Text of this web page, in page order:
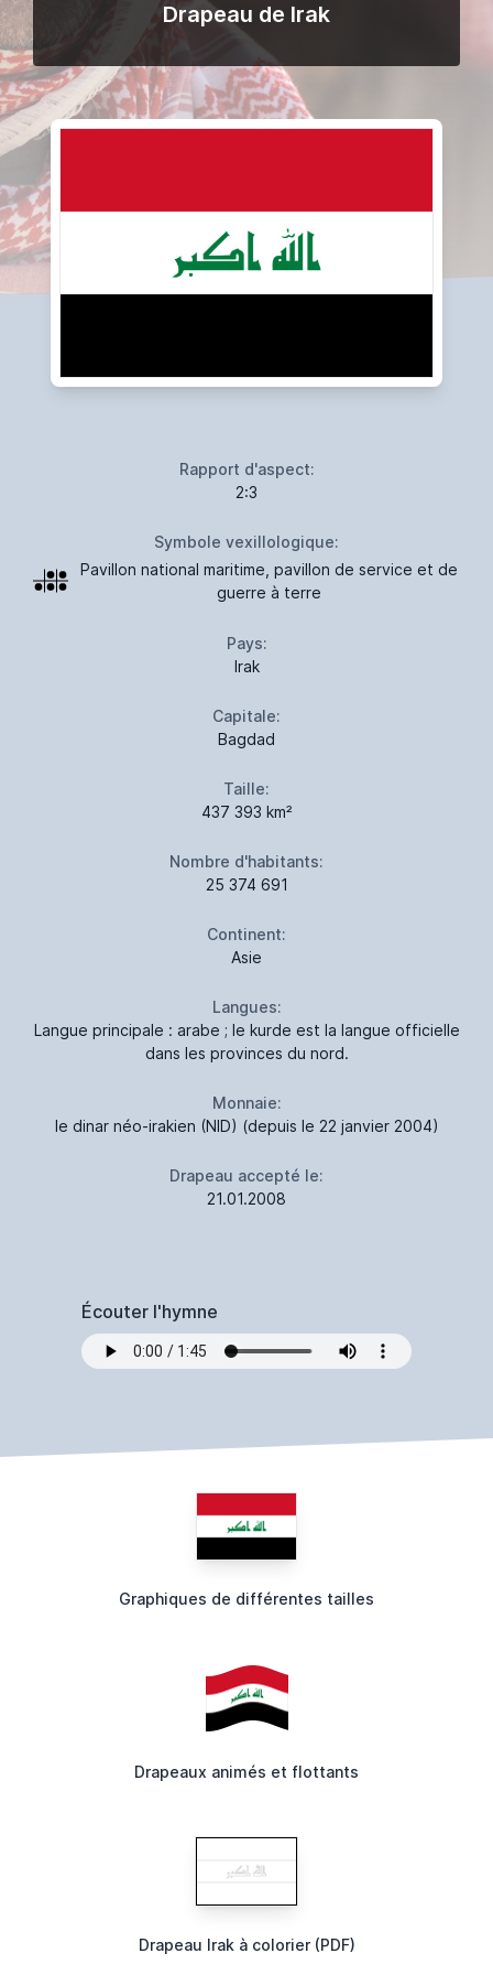
Drapeau de Irak
Rapport d'aspect:
2:3
Symbole vexillologique:
Pavillon national maritime, pavillon de service et de
guerre à terre
Pays:
Irak
Capitale:
Bagdad
Taille:
437 393 km²
Nombre d'habitants:
25 374 691
Continent:
Asie
Langues:
Langue principale : arabe ; le kurde est la langue officielle
dans les provinces du nord.
Monnaie:
le dinar néo-irakien (NID) (depuis le 22 janvier 2004)
Drapeau accepté le:
21.01.2008
Écouter l'hymne
Graphiques de différentes tailles
Drapeaux animés et flottants
Drapeau Irak à colorier (PDF)